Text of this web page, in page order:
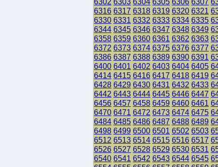
6316 6317 6318 6319 6320 6321
6330 6331 6332 6333 6334 6335
6344 6345 6346 6347 6348 6349
6358 6359 6360 6361 6362 6363
6372 6373 6374 6375 6376 6377
6386 6387 6388 6389 6390 6391
6400 6401 6402 6403 6404 6405
6414 6415 6416 6417 6418 6419
6428 6429 6430 6431 6432 6433
6442 6443 6444 6445 6446 6447
6456 6457 6458 6459 6460 6461
6470 6471 6472 6473 6474 6475
6484 6485 6486 6487 6488 6489
6498 6499 6500 6501 6502 6503
6512 6513 6514 6515 6516 6517
6526 6527 6528 6529 6530 6531
6540 6541 6542 6543 6544 6545